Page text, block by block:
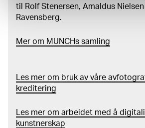
til Rolf Stenersen, Amaldus
Ravensberg.
Mer om MUNCHs samling
Les mer om bruk av våre
kreditering
Les mer om arbeidet med å
kunstnerskap